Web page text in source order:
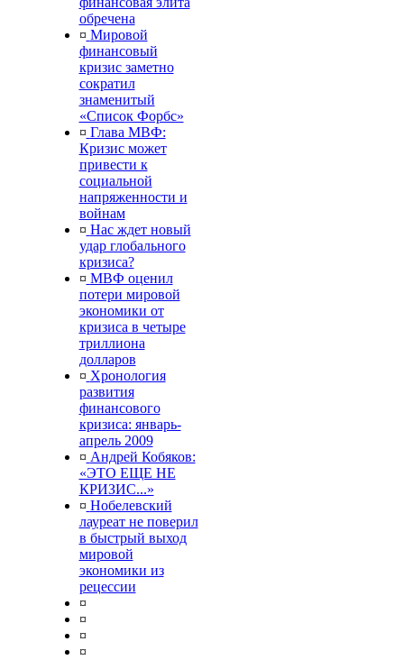
обречена
¤ Мировой
финансовый
кризис заметно
сократил
знаменитый
«Список Форбс»
¤ Глава МВФ:
Кризис может
привести к
социальной
напряженности и
войнам
¤ Нас ждет новый
удар глобального
кризиса?
¤ МВФ оценил
потери мировой
экономики от
кризиса в четыре
триллиона
долларов
¤ Хронология
развития
финансового
кризиса: январь-
апрель 2009
¤ Андрей Кобяков:
«ЭТО ЕЩЕ НЕ
КРИЗИС...»
¤ Нобелевский
лауреат не поверил
в быстрый выход
мировой
экономики из
рецессии
¤
¤
¤
¤